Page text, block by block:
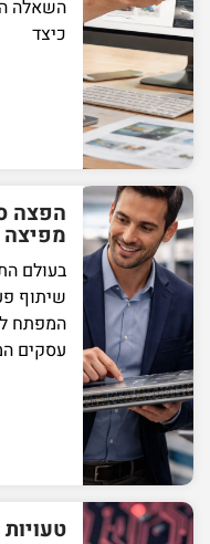
השאלה
כיצד
הפצה
בעולם
שיתוף
המפתח
עסקים